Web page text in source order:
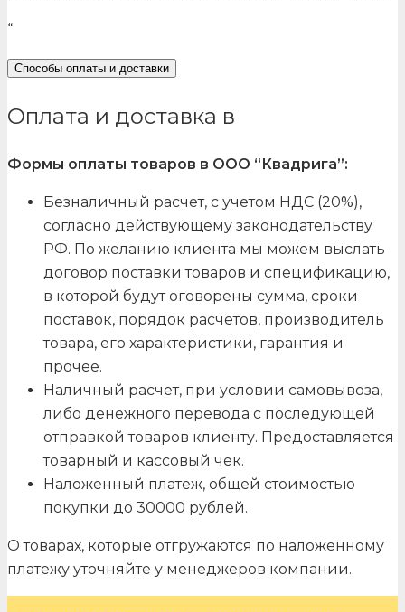
“
Способы оплаты и доставки
Оплата и доставка в
Формы оплаты товаров в ООО “Квадрига”:
Безналичный расчет, с учетом НДС (20%),
согласно действующему законодательству
РФ. По желанию клиента мы можем выслать
договор поставки товаров и спецификацию,
в которой будут оговорены сумма, сроки
поставок, порядок расчетов, производитель
товара, его характеристики, гарантия и
прочее.
Наличный расчет, при условии самовывоза,
либо денежного перевода с последующей
отправкой товаров клиенту. Предоставляется
товарный и кассовый чек.
Наложенный платеж, общей стоимостью
покупки до 30000 рублей.
О товарах, которые отгружаются по наложенному
платежу уточняйте у менеджеров компании.